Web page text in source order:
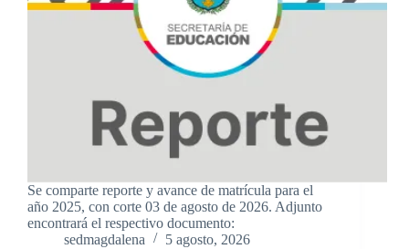
Se comparte reporte y avance de matrícula para el
año 2025, con corte 03 de agosto de 2026. Adjunto
encontrará el respectivo documento:
sedmagdalena
5 agosto, 2026